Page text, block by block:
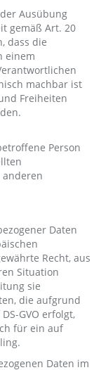
Ausübung
gemäß Art. 20
dass die
einem
machbar ist
Freiheiten
Person
Daten
Recht, aus
Situation
sie
die aufgrund
GVO erfolgt,
für ein auf
Daten im